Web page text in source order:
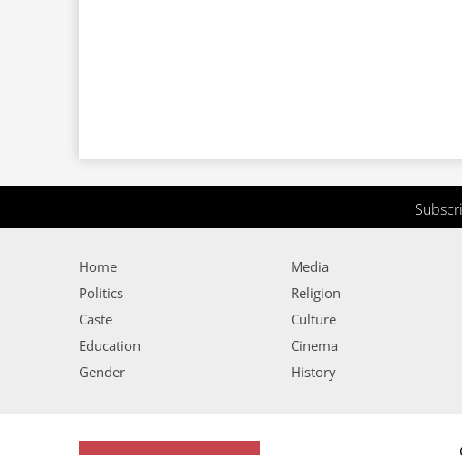
Home
Politics
Caste
Education
Gender
Media
Religion
Culture
Cinema
History